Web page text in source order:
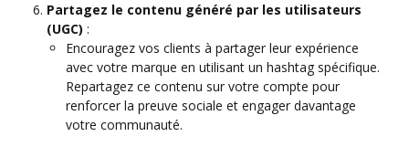
Partagez le contenu généré par les utilisateurs
(UGC) :
Encouragez vos clients à partager leur expérience
avec votre marque en utilisant un hashtag spécifique.
Repartagez ce contenu sur votre compte pour
renforcer la preuve sociale et engager davantage
votre communauté.